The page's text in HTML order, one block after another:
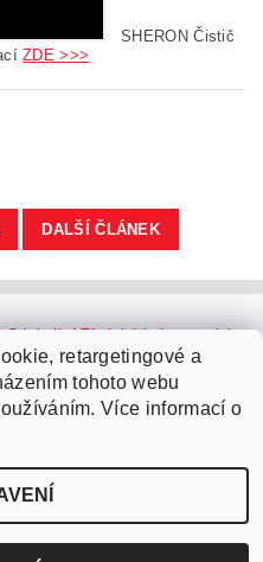
SHERON Čistič
ZDE >>>
DALŠÍ ČLÁNEK
Originální Thajské krémy a oleje
ComGate
vyhrazenaUpravit nastavení cookies
retargetingové a
tohoto webu
Více informací o